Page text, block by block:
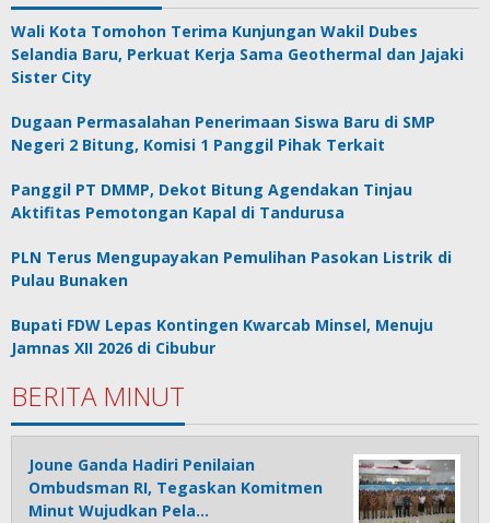
Wali Kota Tomohon Terima Kunjungan Wakil Dubes
Selandia Baru, Perkuat Kerja Sama Geothermal dan Jajaki
Sister City
Dugaan Permasalahan Penerimaan Siswa Baru di SMP
Negeri 2 Bitung, Komisi 1 Panggil Pihak Terkait
Panggil PT DMMP, Dekot Bitung Agendakan Tinjau
Aktifitas Pemotongan Kapal di Tandurusa
PLN Terus Mengupayakan Pemulihan Pasokan Listrik di
Pulau Bunaken
Bupati FDW Lepas Kontingen Kwarcab Minsel, Menuju
Jamnas XII 2026 di Cibubur
BERITA MINUT
Joune Ganda Hadiri Penilaian
Ombudsman RI, Tegaskan Komitmen
Minut Wujudkan Pela…